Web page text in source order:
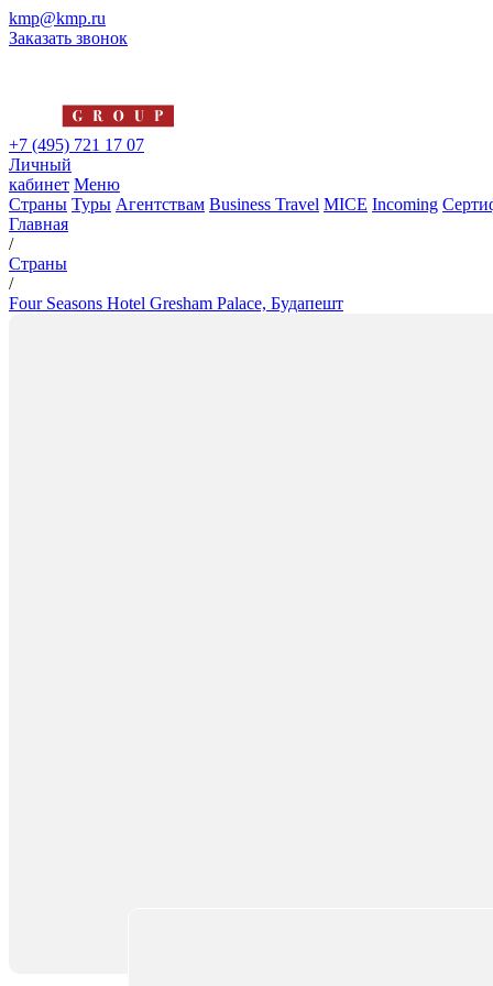
kmp@kmp.ru
Заказать звонок
+7 (495) 721 17 07
Личный
кабинет Меню
Страны Туры Агентствам Business Travel MICE Incoming
Главная
/
Страны
/
Four Seasons Hotel Gresham Palace, Будапешт